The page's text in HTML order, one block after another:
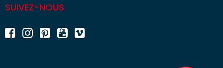
SUIVEZ-NOUS